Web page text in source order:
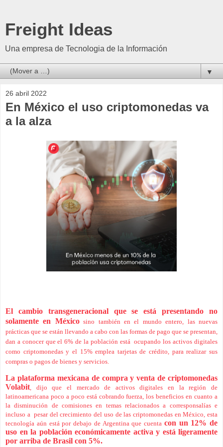
Freight Ideas
Una empresa de Tecnologia de la Información
▼
26 abril 2022
En México el uso criptomonedas va
a la alza
El cambio transgeneracional que se está presentando no
solamente en Méxicosino también en el mundo entero, las nuevas
prácticas que se están llevando a cabo con las formas de pago que se presentan,
dan a conocer que el 6% de la población está ocupando los activos digitales
como criptomonedas y el 15% emplea tarjetas de crédito, para realizar sus
compras o pagos de bienes y servicios.
La plataforma mexicana de compra y venta de criptomonedas
Volabit, dijo que el mercado de activos digitales en la región de
latinoamericana poco a poco está cobrando fuerza, los beneficios en cuanto a
la disminución de comisiones en temas relacionados a corresponsalías e
incluso a pesar del crecimiento del uso de las criptomonedas en México, esta
tecnología aún está por debajo de Argentina que cuenta con un 12% de
uso en la población económicamente activa y está ligeramente
por arriba de Brasil con 5%.